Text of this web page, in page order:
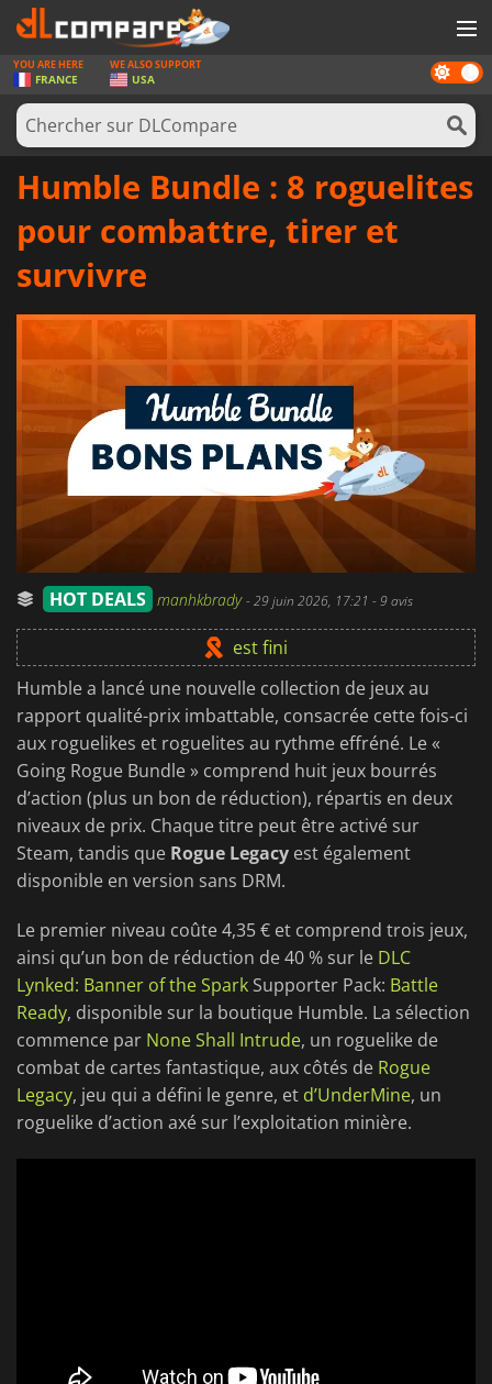
JEUX
CARTES PRÉPAYÉES
LOGICIELS
MATÉRIEL
SE CONNECTER OU S'INSCRIRE
Dark
mode
YOU ARE HERE
FRANCE
WE ALSO SUPPORT
USA
Humble Bundle : 8 roguelites
pour combattre, tirer et
survivre
HOT DEALS manhkbrady-29 juin 2026, 17:21 - 9 avis
est fini
Humble a lancé une nouvelle collection de jeux au
rapport qualité-prix imbattable, consacrée cette fois-ci
aux roguelikes et roguelites au rythme effréné. Le «
Going Rogue Bundle » comprend huit jeux bourrés
d’action (plus un bon de réduction), répartis en deux
niveaux de prix. Chaque titre peut être activé sur
Steam, tandis que Rogue Legacy est également
disponible en version sans DRM.
Le premier niveau coûte 4,35 € et comprend trois jeux,
ainsi qu’un bon de réduction de 40 % sur le DLC
Lynked: Banner of the Spark Supporter Pack: Battle
Ready, disponible sur la boutique Humble. La sélection
commence par None Shall Intrude, un roguelike de
combat de cartes fantastique, aux côtés de Rogue
Legacy, jeu qui a défini le genre, et d’UnderMine, un
roguelike d’action axé sur l’exploitation minière.